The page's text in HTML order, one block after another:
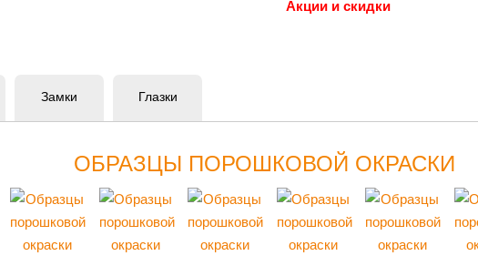
Акции и скидки
Замки Глазки
ОБРАЗЦЫ ПОРОШКОВОЙ ОКРАСКИ